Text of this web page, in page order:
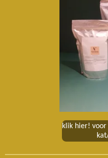
klik hier!